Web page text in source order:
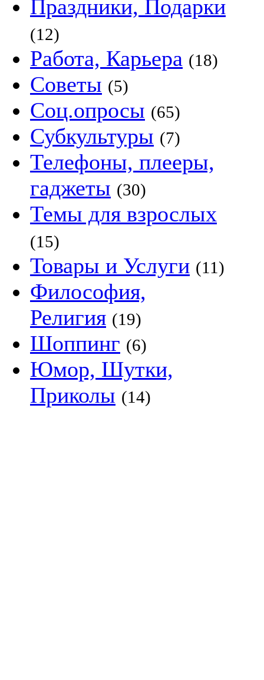
Праздники, Подарки
(12)
Работа, Карьера (18)
Советы (5)
Соц.опросы (65)
Субкультуры (7)
Телефоны, плееры,
гаджеты (30)
Темы для взрослых
(15)
Товары и Услуги (11)
Философия,
Религия (19)
Шоппинг (6)
Юмор, Шутки,
Приколы (14)